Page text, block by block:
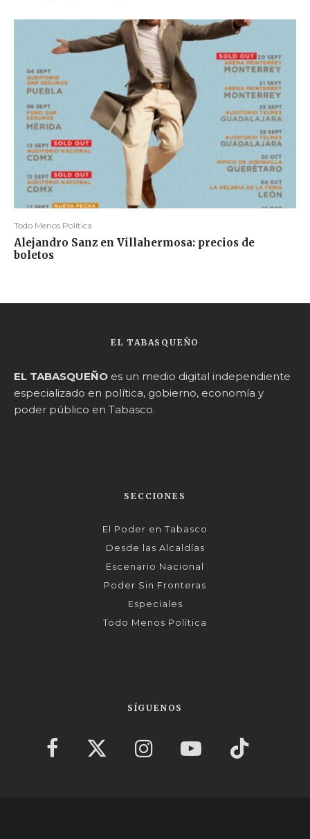
Todo Menos Política
Alejandro Sanz en Villahermosa: precios de
boletos
EL TABASQUEÑO
EL TABASQUEÑO es un medio digital independiente
especializado en política, gobierno, economía y
poder público en Tabasco.
SECCIONES
El Poder en Tabasco
Desde las Alcaldías
Escenario Nacional
Poder Sin Fronteras
Especiales
Todo Menos Política
SÍGUENOS